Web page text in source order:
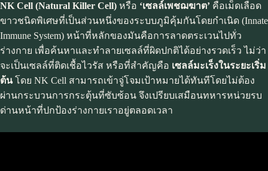
NK Cell (Natural Killer Cell) หรือ ‘เซลล์เพชฌฆาต’ คือเม็ดเลือด
ขาวชนิดพิเศษที่เป็นส่วนหนึ่งของระบบภูมิคุ้มกันโดยกำเนิด (Innate
Immune System) หน้าที่หลักของมันคือการลาดตระเวนไปทั่ว
ร่างกาย เพื่อค้นหาและทำลายเซลล์ที่ผิดปกติได้อย่างรวดเร็ว ไม่ว่า
จะเป็นเซลล์ที่ติดเชื้อไวรัส หรือที่สำคัญคือ เซลล์มะเร็งในระยะเริ่ม
ต้นโดย NK Cell สามารถเข้าจู่โจมเป้าหมายได้ทันทีโดยไม่ต้อง
ผ่านกระบวนการกระตุ้นที่ซับซ้อน จึงเปรียบเสมือนทหารหน่วยรบ
ด่านหน้าที่ปกป้องร่างกายเราอยู่ตลอดเวลา